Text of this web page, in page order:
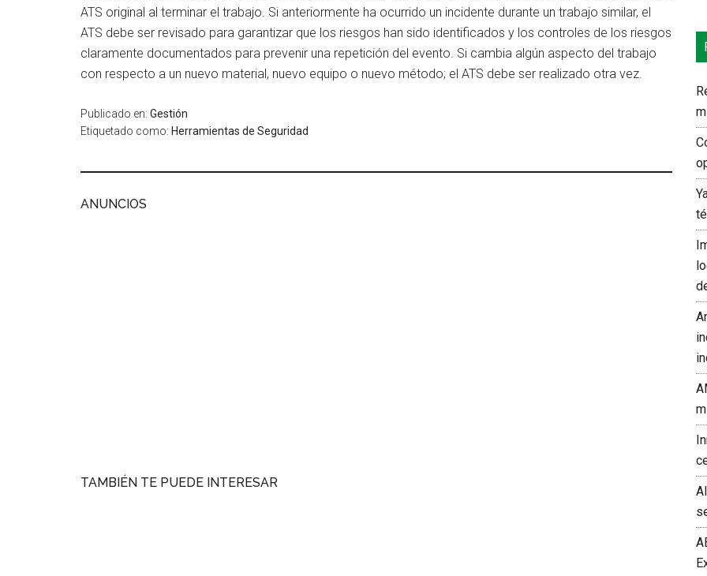
ATS original al terminar el trabajo. Si anteriormente ha ocurrido un incidente durante un trabajo similar, el
ATS debe ser revisado para garantizar que los riesgos han sido identificados y los controles de los riesgos
claramente documentados para prevenir una repetición del evento. Si cambia algún aspecto del trabajo
con respecto a un nuevo material, nuevo equipo o nuevo método; el ATS debe ser realizado otra vez.
Publicado en: Gestión
Etiquetado como: Herramientas de Seguridad
ANUNCIOS
TAMBIÉN TE PUEDE INTERESAR